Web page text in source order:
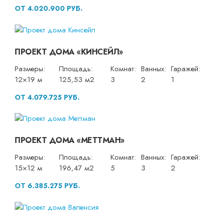
ОТ 4.020.900 РУБ.
ПРОЕКТ ДОМА «КИНСЕЙЛ»
Размеры:
12×19 м
Площадь:
125,53 м2
Комнат:
3
Ванных:
2
Гаражей:
1
ОТ 4.079.725 РУБ.
ПРОЕКТ ДОМА «МЕТТМАН»
Размеры:
15×12 м
Площадь:
196,47 м2
Комнат:
5
Ванных:
3
Гаражей:
2
ОТ 6.385.275 РУБ.